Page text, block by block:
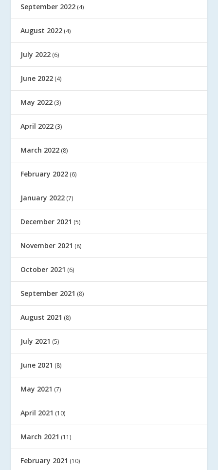
September 2022 (4)
August 2022 (4)
July 2022 (6)
June 2022 (4)
May 2022 (3)
April 2022 (3)
March 2022 (8)
February 2022 (6)
January 2022 (7)
December 2021 (5)
November 2021 (8)
October 2021 (6)
September 2021 (8)
August 2021 (8)
July 2021 (5)
June 2021 (8)
May 2021 (7)
April 2021 (10)
March 2021 (11)
February 2021 (10)